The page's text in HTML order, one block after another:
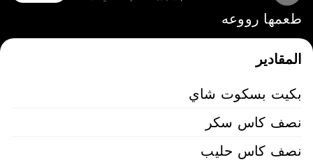
طعمها رووعه
المقادير
بكيت بسكوت شاي
نصف كاس سكر
نصف كاس حليب